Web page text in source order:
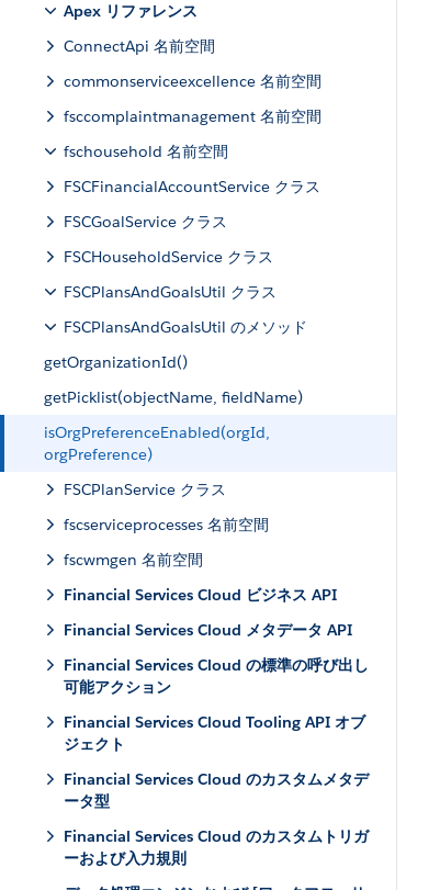
Apex リファレンス
ConnectApi 名前空間
commonserviceexcellence 名前空間
fsccomplaintmanagement 名前空間
fschousehold 名前空間
FSCFinancialAccountService クラス
FSCGoalService クラス
FSCHouseholdService クラス
FSCPlansAndGoalsUtil クラス
FSCPlansAndGoalsUtil のメソッド
getOrganizationId()
getPicklist(objectName, fieldName)
isOrgPreferenceEnabled(orgId,
orgPreference)
FSCPlanService クラス
fscserviceprocesses 名前空間
fscwmgen 名前空間
Financial Services Cloud ビジネス API
Financial Services Cloud メタデータ API
Financial Services Cloud の標準の呼び出し
可能アクション
Financial Services Cloud Tooling API オブ
ジェクト
Financial Services Cloud のカスタムメタデ
ータ型
Financial Services Cloud のカスタムトリガ
ーおよび入力規則